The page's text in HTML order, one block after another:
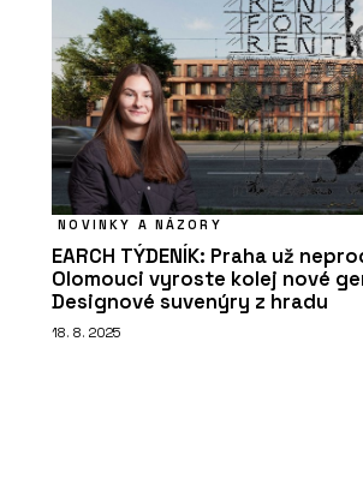
NOVINKY A NÁZORY
EARCH TÝDENÍK: Praha už
Olomouci vyroste kolej nové
Designové suvenýry z hradu
18. 8. 2025